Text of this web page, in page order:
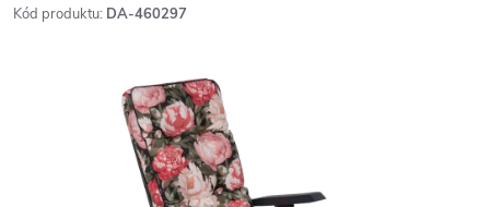
Kód produktu: DA-460297